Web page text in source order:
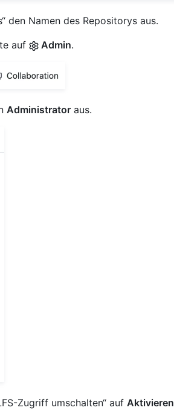
den Namen des Repositorys aus.
auf
Admin.
Administrator aus.
Zugriff umschalten“ auf Aktivieren